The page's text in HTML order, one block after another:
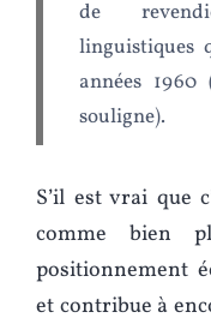
de
linguistiques
années
souligne).
S’il est vrai que
comme bien
positionnement
et contribue à